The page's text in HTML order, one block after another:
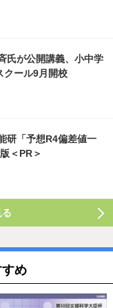
氏が公開講義、小中学
クール9月開校
研「予想R4偏差値一
＜PR＞
め